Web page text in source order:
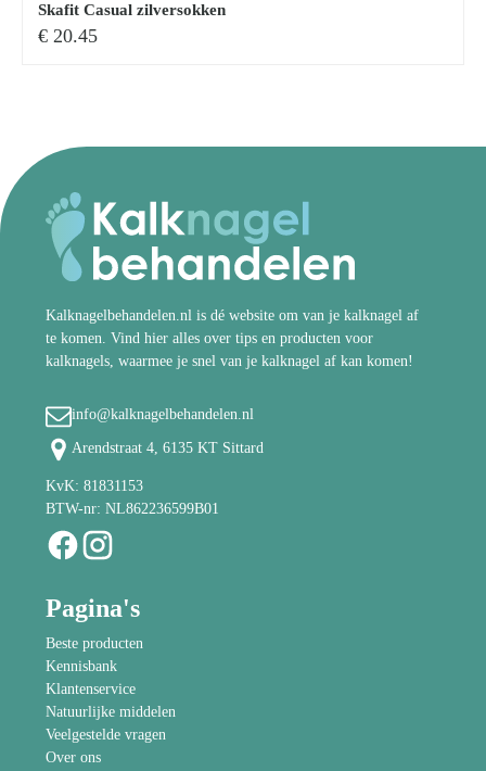
Skafit Casual zilversokken
€ 20.45
Kalknagelbehandelen.nl is dé website om van je kalknagel af
te komen. Vind hier alles over tips en producten voor
kalknagels, waarmee je snel van je kalknagel af kan komen!
info@kalknagelbehandelen.nl
Arendstraat 4, 6135 KT Sittard
KvK: 81831153
BTW-nr: NL862236599B01
Pagina's
Beste producten
Kennisbank
Klantenservice
Natuurlijke middelen
Veelgestelde vragen
Over ons